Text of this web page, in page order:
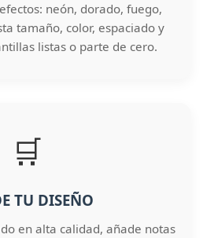
neón, dorado, fuego,
tamaño, color, espaciado y
listas o parte de cero.
🛒
TU DISEÑO
en alta calidad, añade notas